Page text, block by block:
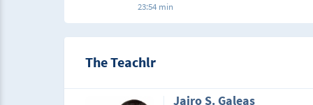
23:54 min
The Teachlr
Jairo S. Galeas